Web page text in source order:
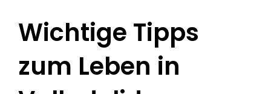
Wichtige Tipps
zum Leben in